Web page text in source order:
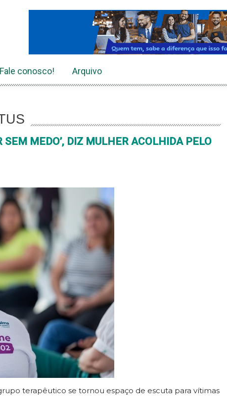
Fale conosco! Arquivo
SEM MEDO’, DIZ MULHER ACOLHIDA PELO
terapêutico se tornou espaço de escuta para vítimas